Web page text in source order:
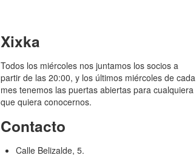
Xixka
Todos los miércoles nos juntamos los socios a
partir de las 20:00, y los últimos miércoles de cada
mes tenemos las puertas abiertas para cualquiera
que quiera conocernos.
Contacto
Calle Belizalde, 5.